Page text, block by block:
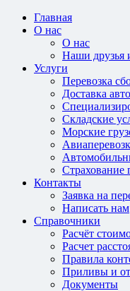
Главная
О нас
О нас
Наши друзья
Услуги
Перевозка
Доставка
Складские
Морские
Страхование
Контакты
Заявка на
Написать нам
Справочники
Расчёт
Расчет
Правила
Приливы и
Документы